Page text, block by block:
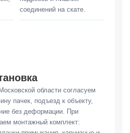
соединений на скате.
области согласуем
пачек, подъезд к объекту,
без деформации. При
монтажный комплект: